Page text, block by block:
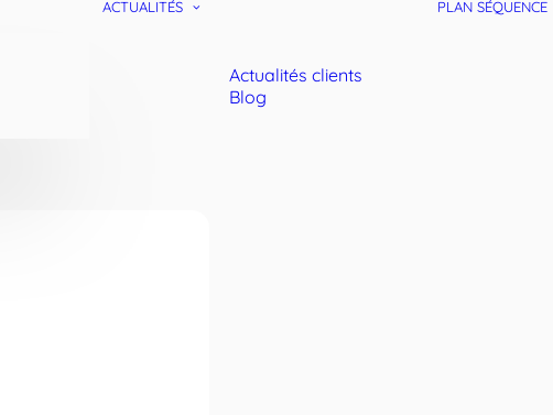
ACTUALITÉS
Actualités clients
Blog
PLAN SÉQUENCE